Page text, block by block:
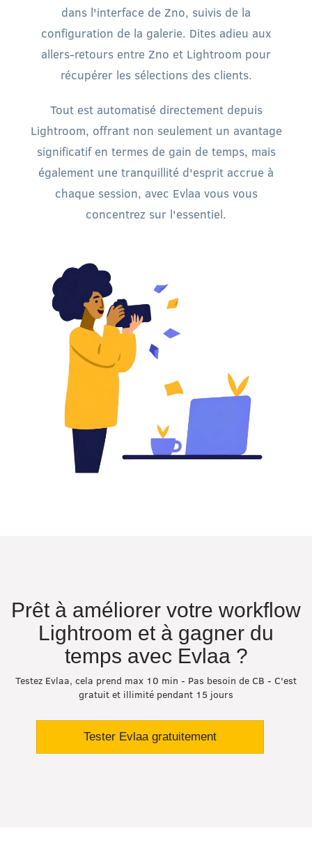
dans l'interface de Zno, suivis de la
configuration de la galerie. Dites adieu aux
allers-retours entre Zno et Lightroom pour
récupérer les sélections des clients.
Tout est automatisé directement depuis
Lightroom, offrant non seulement un avantage
significatif en termes de gain de temps, mais
également une tranquillité d'esprit accrue à
chaque session, avec Evlaa vous vous
concentrez sur l'essentiel.
Prêt à améliorer votre workflow
Lightroom et à gagner du
temps avec Evlaa ?
Testez Evlaa, cela prend max 10 min - Pas besoin de CB - C'est
gratuit et illimité pendant 15 jours
Tester Evlaa gratuitement